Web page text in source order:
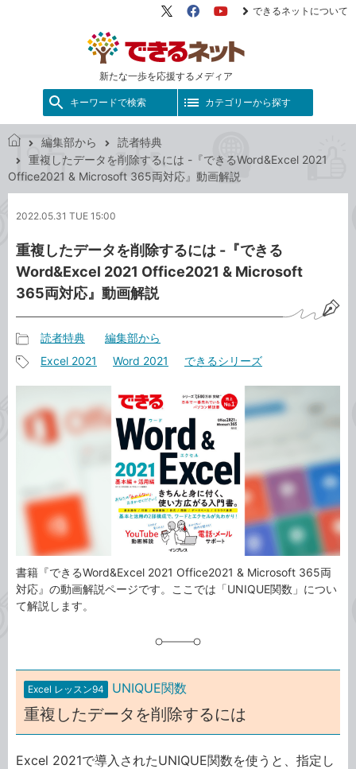
新たな一歩を応援するメディア
X（旧
FacebookYouTube
できるネットについて
キーワードで検索 カテゴリーから探す
で
き
ッ
編集部から
読者特典
重複したデータを削除するには -『できるWord&Excel 2021
Office2021 & Microsoft 365両対応』動画解説
2022.05.31 TUE 15:00
重複したデータを削除するには -『できる
Word&Excel 2021 Office2021 & Microsoft
365両対応』動画解説
事
カ
テ
ゴ
リ
読者特典 編集部から
タ
グ
Excel 2021 Word 2021 できるシリーズ
書籍『できるWord&Excel 2021 Office2021 & Microsoft 365両
対応』の動画解説ページです。ここでは「UNIQUE関数」につい
て解説します。
Excel レッスン94 UNIQUE関数
重複したデータを削除するには
Excel 2021で導入されたUNIQUE関数を使うと、指定し